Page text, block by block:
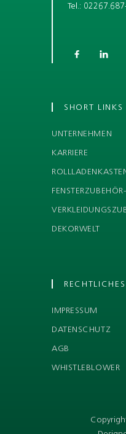
Tel.:
 
SHORT LINKS
UNTERNEHMEN
KARRIERE
DEKORWELT
RECHTLICHES
IMPRESSUM
DATENSCHUTZ
AGB
WHISTLEBLOWER